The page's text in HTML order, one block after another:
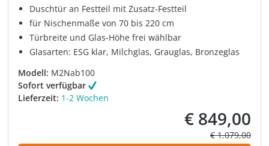
Duschtür an Festteil mit Zusatz-Festteil
für Nischenmaße von 70 bis 220 cm
Türbreite und Glas-Höhe frei wählbar
Glasarten: ESG klar, Milchglas, Grauglas, Bronzeglas
Modell: M2Nab100
Sofort verfügbar
Lieferzeit: 1-2 Wochen
Verkaufspreis:
€ 849,00
Regulärer
€ 1.079,00